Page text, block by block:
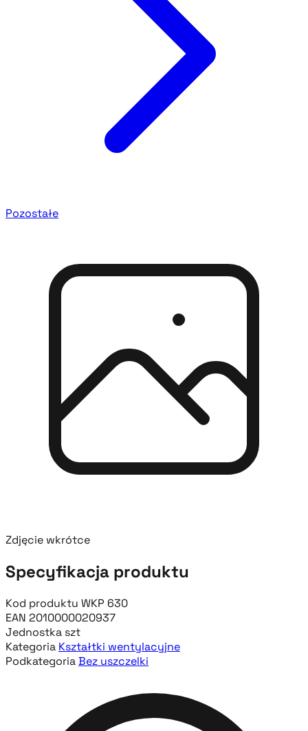
Pozostałe
Zdjęcie wkrótce
Specyfikacja produktu
Kod produktu WKP 630
EAN 2010000020937
Jednostka szt
Kategoria Kształtki wentylacyjne
PodkategoriaBez uszczelki